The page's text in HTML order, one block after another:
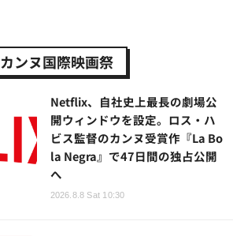
カンヌ国際映画祭
Netflix、自社史上最長の劇場公
開ウィンドウを設定。ロス・ハ
ビス監督のカンヌ受賞作『La Bo
la Negra』で47日間の独占公開
へ
2026.8.8 Sat 10:30